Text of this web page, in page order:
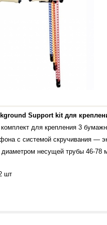
Support kit для
для крепления 3
с системой скручивания —
несущей трубы 46-78
шт